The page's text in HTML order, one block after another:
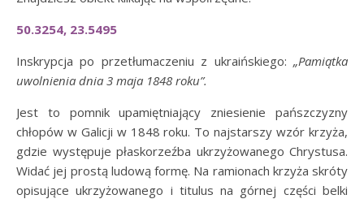
50.3254, 23.5495
Inskrypcja po przetłumaczeniu z ukraińskiego: „Pamiątka
uwolnienia dnia 3 maja 1848 roku”.
Jest to pomnik upamiętniający zniesienie pańszczyzny
chłopów w Galicji w 1848 roku. To najstarszy wzór krzyża,
gdzie występuje płaskorzeźba ukrzyżowanego Chrystusa.
Widać jej prostą ludową formę. Na ramionach krzyża skróty
opisujące ukrzyżowanego i titulus na górnej części belki